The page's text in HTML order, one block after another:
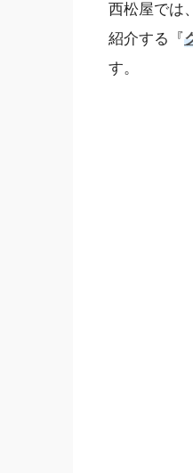
西松屋では
紹介する『
す。